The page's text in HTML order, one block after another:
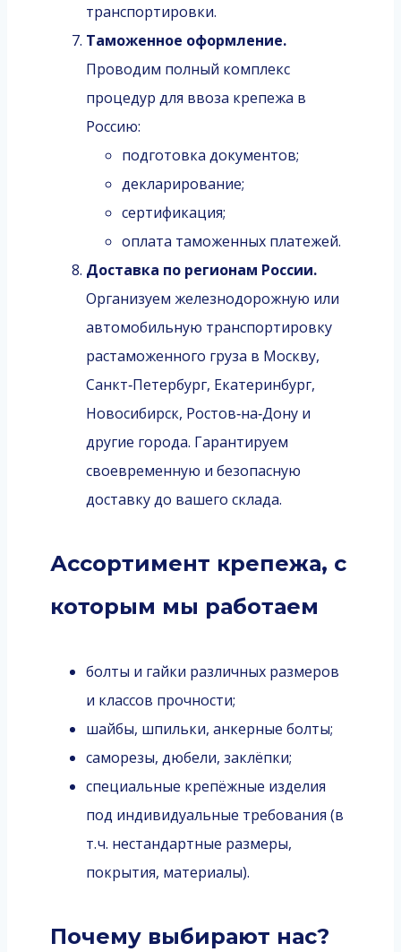
транспортировки.
Таможенное оформление.
Проводим полный комплекс
процедур для ввоза крепежа в
Россию:
подготовка документов;
декларирование;
сертификация;
оплата таможенных платежей.
Доставка по регионам России.
Организуем железнодорожную или
автомобильную транспортировку
растаможенного груза в Москву,
Санкт‑Петербург, Екатеринбург,
Новосибирск, Ростов‑на‑Дону и
другие города. Гарантируем
своевременную и безопасную
доставку до вашего склада.
Ассортимент крепежа, с
которым мы работаем
болты и гайки различных размеров
и классов прочности;
шайбы, шпильки, анкерные болты;
саморезы, дюбели, заклёпки;
специальные крепёжные изделия
под индивидуальные требования (в
т. ч. нестандартные размеры,
покрытия, материалы).
Почему выбирают нас?